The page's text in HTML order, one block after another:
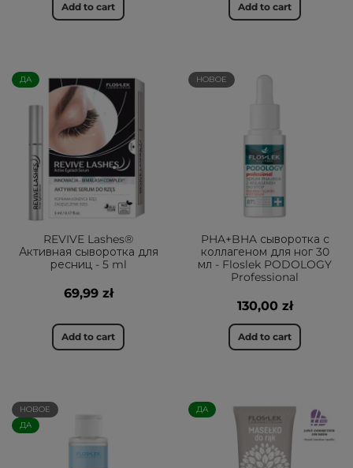
Add to cart Add to cart
ДА
REVIVE Lashes®
Активная сыворотка для
ресниц - 5 ml
69,99 zł
Add to cart
НОВОЕ
PHA+BHA сыворотка с
коллагеном для ног 30
мл - Floslek PODOLOGY
Professional
130,00 zł
Add to cart
НОВОЕ
ДА
ДА